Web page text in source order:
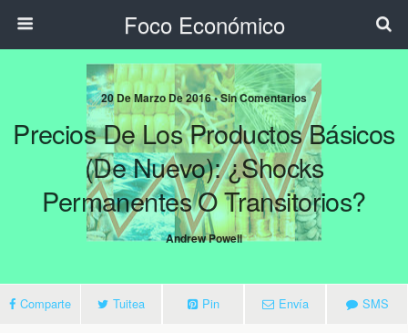
Foco Económico
20 De Marzo De 2016 • Sin Comentarios
Precios De Los Productos Básicos
(de Nuevo): ¿Shocks
Permanentes O Transitorios?
Andrew Powell
Comparte Tuitea Pin Envía SMS